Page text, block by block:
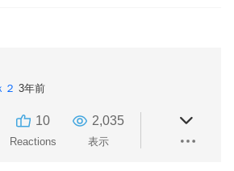
２ 3年前
10
Reactions
2,035
表示